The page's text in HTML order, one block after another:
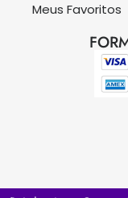
Meus Favoritos